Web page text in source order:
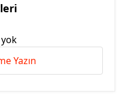
Yazın